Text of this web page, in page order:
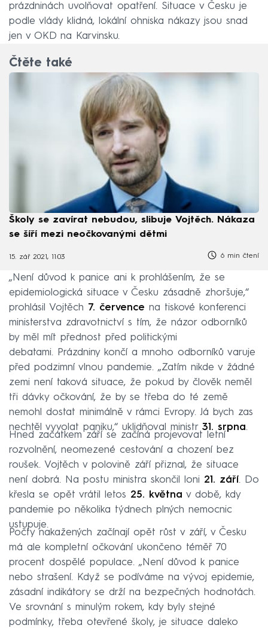
prázdninách uvolňovat opatření. Situace v Česku je
podle vlády klidná, lokální ohniska nákazy jsou snad
jen v OKD na Karvinsku.
Čtěte také
Školy se zavírat nebudou, slibuje Vojtěch. Nákaza
se šíří mezi neočkovanými dětmi
15. zář 2021, 11:03 6 min čtení
„Není důvod k panice ani k prohlášením, že se
epidemiologická situace v Česku zásadně zhoršuje,“
prohlásil Vojtěch 7. července na tiskové konferenci
ministerstva zdravotnictví s tím, že názor odborníků
by měl mít přednost před politickými
debatami. Prázdniny končí a mnoho odborníků varuje
před podzimní vlnou pandemie. „Zatím nikde v žádné
zemi není taková situace, že pokud by člověk neměl
tři dávky očkování, že by se třeba do té země
nemohl dostat minimálně v rámci Evropy. Já bych zas
nechtěl vyvolat paniku,“ uklidňoval ministr 31. srpna.
Hned začátkem září se začíná projevovat letní
rozvolnění, neomezené cestování a chození bez
roušek. Vojtěch v polovině září přiznal, že situace
není dobrá. Na postu ministra skončil loni 21. září. Do
křesla se opět vrátil letos 25. května v době, kdy
pandemie po několika týdnech plných nemocnic
ustupuje.
Počty nakažených začínají opět růst v září, v Česku
má ale kompletní očkování ukončeno téměř 70
procent dospělé populace. „Není důvod k panice
nebo strašení. Když se podíváme na vývoj epidemie,
zásadní indikátory se drží na bezpečných hodnotách.
Ve srovnání s minulým rokem, kdy byly stejné
podmínky, třeba otevřené školy, je situace daleko